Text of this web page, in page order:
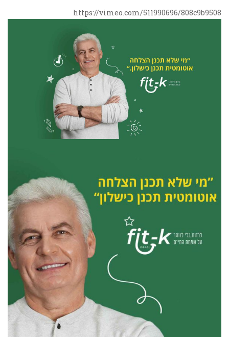
https://vimeo.com/511990696/808c9b9508